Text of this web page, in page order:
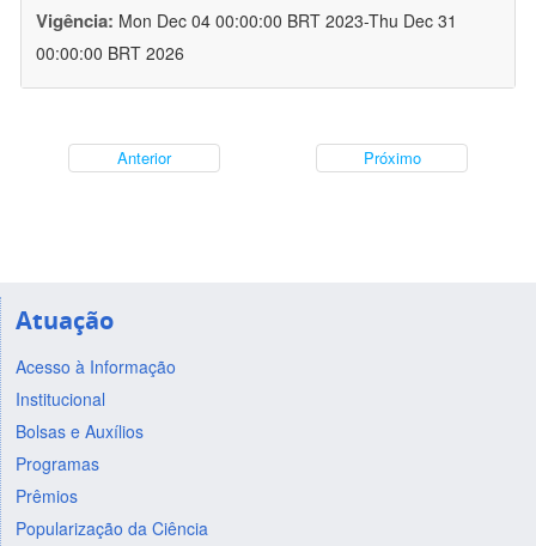
Vigência: Mon Dec 04 00:00:00 BRT 2023-Thu Dec 31
00:00:00 BRT 2026
Anterior Próximo
Atuação
Acesso à Informação
Institucional
Bolsas e Auxílios
Programas
Prêmios
Popularização da Ciência